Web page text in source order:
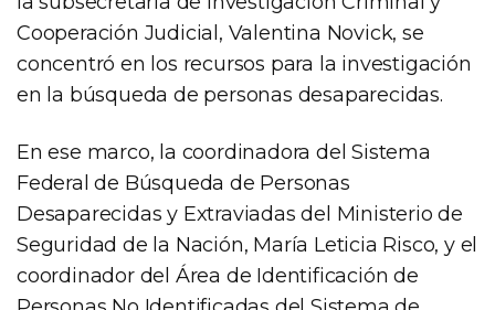
Cooperación Judicial, Valentina Novick, se
concentró en los recursos para la investigación
en la búsqueda de personas desaparecidas.
En ese marco, la coordinadora del Sistema
Federal de Búsqueda de Personas
Desaparecidas y Extraviadas del Ministerio de
Seguridad de la Nación, María Leticia Risco, y el
coordinador del Área de Identificación de